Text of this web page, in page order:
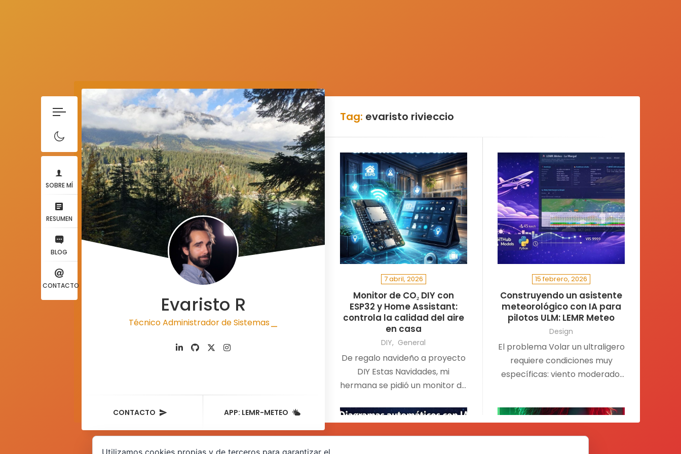
SOBRE MÍ
RESUMEN
BLOG
CONTACTO
Evaristo R
Técnico Administrador de Sistemas |
CONTACTO APP: LEMR-METEO
Tag: evaristo rivieccio
7 abril, 2026
Monitor de CO₂ DIY con
ESP32 y Home Assistant:
controla la calidad del aire
en casa
DIY General
De regalo navideño a proyecto
DIY Estas Navidades, mi
hermana se pidió un monitor de
15 febrero, 2026
Construyendo un asistente
meteorológico con IA para
pilotos ULM: LEMR Meteo
Design
El problema Volar un ultraligero
requiere condiciones muy
específicas: viento moderado,
METAR, AEMET, Windy…
Utilizamos cookies propias y de terceros para garantizar el